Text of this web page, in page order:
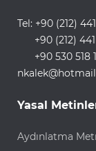
Tel: +90 (212)
+90 (212)
+90 530 518
Yasal
Aydınlatma